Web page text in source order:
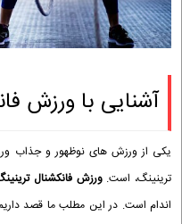
آشنایی با ورزش
یکی از ورزش های نوظهور و جذاب
ترینینگ، است.ورزش فانکشنال
اندام است. در این مطلب ما قصد داریم